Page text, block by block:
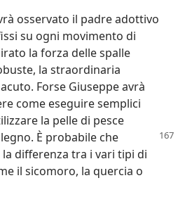
osservato il padre adottivo
su ogni movimento di
la forza delle spalle
la straordinaria
Forse Giuseppe avrà
come eseguire semplici
la pelle di pesce
È probabile che
differenza tra i vari tipi di
il sicomoro, la quercia o